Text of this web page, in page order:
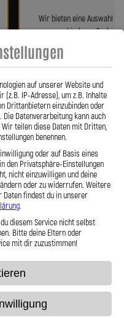
Wir bieten eine Auswahl
verschiedenen Farben!
Einfache Montage dank
und 360° verdrehbarer
technischen
A5 quattro S tronic - sind
Cabrio- und alter -
auf unserer Website und
(z.B. IP-Adresse), um z.B. Inhalte
Drittanbietern einzubinden oder
Datenverarbeitung kann auch
teilen diese Daten mit Dritten,
benennen.
oder auf Basis eines
den Privatsphäre-Einstellungen
nicht einzuwilligen und deine
oder zu widerrufen. Weitere
Daten findest du in unserer
.
diesem Service nicht selbst
Bitte deine Eltern oder
mit dir zuzustimmen!